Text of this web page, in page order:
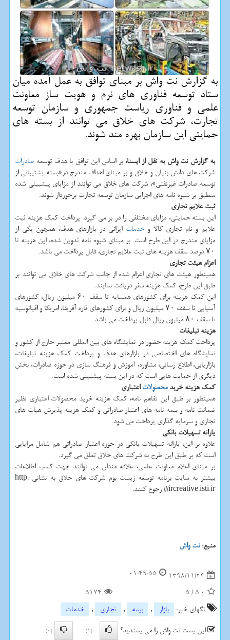
به گزارش نت واش بر مبنای توافق به عمل آمده میان
ستاد توسعه فناوری های نرم و هویت ساز معاونت
علمی و فناوری ریاست جمهوری و سازمان توسعه
تجارت، شركت های خلاق می توانند از بسته های
حمایتی این سازمان بهره مند شوند.
به گزارش نت واش به نقل از ایسنا،بر اساس این توافق با هدف توسعه صادرات
شركت های دانش بنیان و خلاق و بر مبنای اهداف مندرج در«بسته پشتیبانی از
توسعه صادرات غیرنفتی»، شركت های خلاق می توانند از مزایای پیشبینی شده
منطبق بر شیوه نامه های اجرایی سازمان توسعه تجارت برخوردار شوند.
ثبت علایم تجاری
این بسته حمایتی، مزایای مختلفی را در بر می گیرد. پرداخت كمك هزینه ثبت
علایم و نام تجاری كالا وخدمات ایرانی در بازارهای هدف، همچون یكی از
مزایای مندرج در این طرح است. بر مبنای شیوه نامه تدوین شده، این هزینه تا
۷۰ درصد سقف هزینه های ثبت علایم تجاری، قابل پرداخت می باشد.
اعزام هیئت تجاری
همینطور هیئت های تجاری اعزام شده از جانب شركت های خلاق می توانند بر
طبق این طرح، كمك هزینه سفر دریافت نمایند.
این كمك هزینه برای كشورهای همسایه تا سقف ۶۰ میلیون ریال، كشورهای
آسیایی تا سقف ۷۰ میلیون ریال و برای كشورهای قاره آفریقا، امریكا و اقیانوسیه
تا سقف ۸۰ میلیون ریال قابل پرداخت می باشد.
هزینه تبلیغات
پرداخت كمك هزینه حضور در نمایشگاه های بین المللی معتبر خارج از كشور و
نمایشگاه های اختصاصی در بازارهای هدف و پرداخت كمك هزینه تبلیغات،
بازاریابی، اطلاع رسانی، مشاوره، آموزش و فرهنگ سازی در حوزه صادرات، بخش
دیگری از حمایت هایی است كه در این بسته پیشبینی شده است.
كمك هزینه خریدمحصولاتاعتباری
همینطور بر طبق این تفاهم نامه، كمك هزینه خرید محصولات اعتباری نظیر
ضمانت نامه و بیمه نامه های اعتبار صادراتی و كمك هزینه پذیرش هیات های
تجاری و سرمایه گذاری پرداخت می شود.
یارانه تسهیلات بانكی
علاوه بر این، یارانه تسهیلات بانكی در حوزه اعتبار صادراتی هم شامل مزایایی
است كه بر طبق این طرح به شركت های خلاق تعلق می گیرد.
بر مبنای اعلام معاونت علمی، علاقه مندان می توانند جهت كسب اطلاعات
بیشتر به سایت برنامه توسعه زیست بوم شركت های خلاق به نشانی http:
//ircreative.isti.ir/ رجوع كنند.
منبع:نت واش
1398/11/24
01:49:55
5.0
/
5
5174
تگهای خبر:
بازار , بیمه , تجاری ,
خدمات
این پست نت واش را می پسندید؟
(1)
(0)